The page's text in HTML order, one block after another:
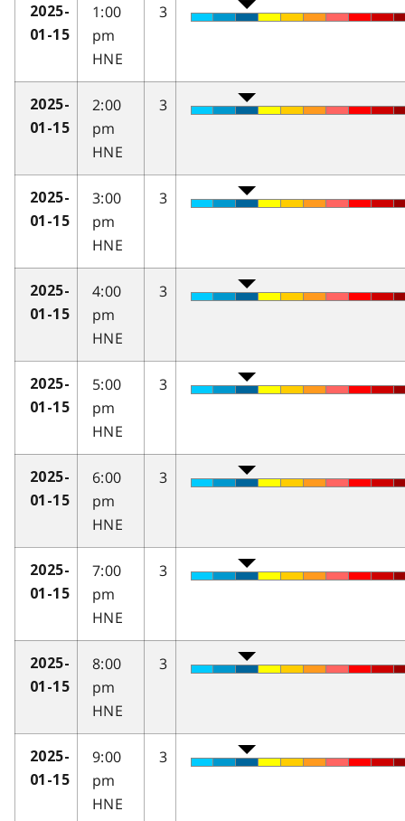
2025-
01-15
1:00
pm
HNE
3
2025-
01-15
2:00
pm
HNE
3
2025-
01-15
3:00
pm
HNE
3
2025-
01-15
4:00
pm
HNE
3
2025-
01-15
5:00
pm
HNE
3
2025-
01-15
6:00
pm
HNE
3
2025-
01-15
7:00
pm
HNE
3
2025-
01-15
8:00
pm
HNE
3
2025-
01-15
9:00
pm
HNE
3